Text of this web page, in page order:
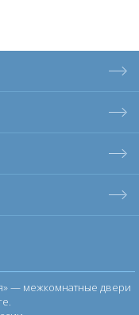
— межкомнатные двери